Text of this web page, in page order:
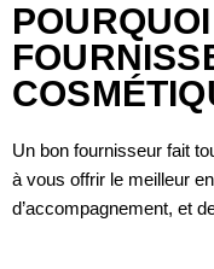
Un bon fournisseur fait
à vous offrir le meilleur
d’accompagnement, et